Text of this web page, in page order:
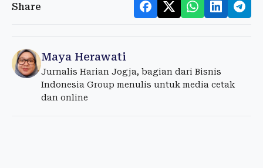
Share
Maya Herawati
Jurnalis Harian Jogja, bagian dari Bisnis
Indonesia Group menulis untuk media cetak
dan online